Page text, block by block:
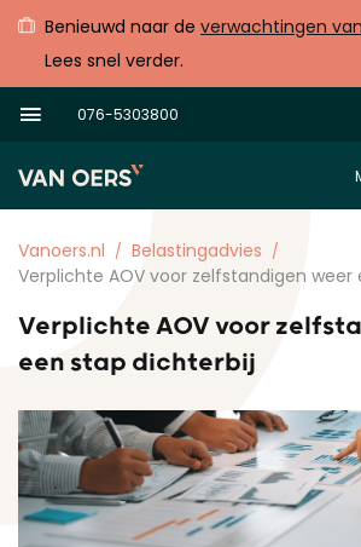
Benieuwd naar de verwachtingen
Lees snel verder.
076-5303800
Vanoers.nl
Belastingadvies
Verplichte AOV voor zelfstandigen
Verplichte AOV voor
een stap dichterbij